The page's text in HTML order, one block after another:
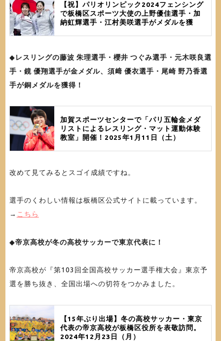
【祝】パリオリンピック2024フェンシング
で板橋区スポーツ大使の上野優佳選手・加
納虹輝選手・江村美咲選手がメダルを獲
◆レスリングの藤波 朱理選手・櫻井 つぐみ選手・元木咲良選
手・鏡 優翔選手が金メダル、須﨑 優衣選手・尾崎 野乃香選
手が銅メダルを獲得！
加賀スポーツセンターで「パリ五輪金メダ
リストによるレスリング・マット運動体験
教室」開催！2025年1月11日（土）
改めて見てみるとスゴイ成績ですね。
選手のくわしい情報は板橋区公式サイトに載っています。
→ こちら
◆帝京高校が冬の高校サッカーで東京代表に！
帝京高校が『第103回全国高校サッカー選手権大会』東京予
選を勝ち抜き、全国出場への切符をつかみました。
【15年ぶり出場】冬の高校サッカー・東京
代表の帝京高校が板橋区役所を表敬訪問。
2024年12月23日（月）